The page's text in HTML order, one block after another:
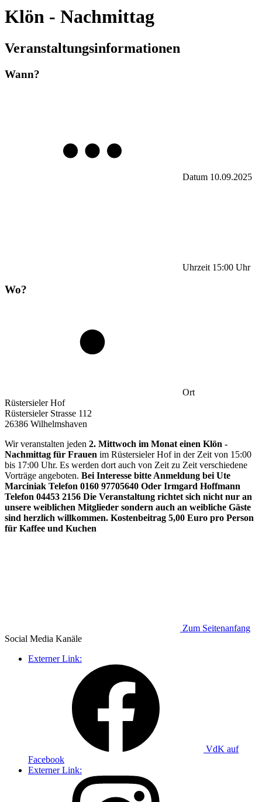
Klön - Nachmittag
Veranstaltungsinformationen
Wann?
Datum 10.09.2025
Uhrzeit 15:00 Uhr
Wo?
Ort
Rüstersieler Hof
Rüstersieler Strasse 112
26386 Wilhelmshaven
Wir veranstalten jeden 2. Mittwoch im Monat einen Klön -
Nachmittag für Frauen im Rüstersieler Hof in der Zeit von 15:00
bis 17:00 Uhr. Es werden dort auch von Zeit zu Zeit verschiedene
Vorträge angeboten. Bei Interesse bitte Anmeldung bei Ute
Marciniak Telefon 0160 97705640 Oder Irmgard Hoffmann
Telefon 04453 2156 Die Veranstaltung richtet sich nicht nur an
unsere weiblichen Mitglieder sondern auch an weibliche Gäste
sind herzlich willkommen. Kostenbeitrag 5,00 Euro pro Person
für Kaffee und Kuchen
Zum Seitenanfang
Social Media Kanäle
Externer Link:
VdK auf
Facebook
Externer Link: